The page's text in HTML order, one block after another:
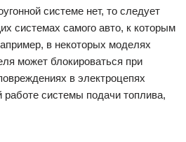
системе нет, то следует
системах самого авто, к которым
в некоторых моделях
может блокироваться при
в электроцепях
работе системы подачи топлива,